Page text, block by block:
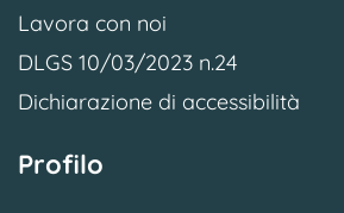
Lavora con noi
DLGS 10/03/2023 n.24
Dichiarazione di accessibilità
Profilo